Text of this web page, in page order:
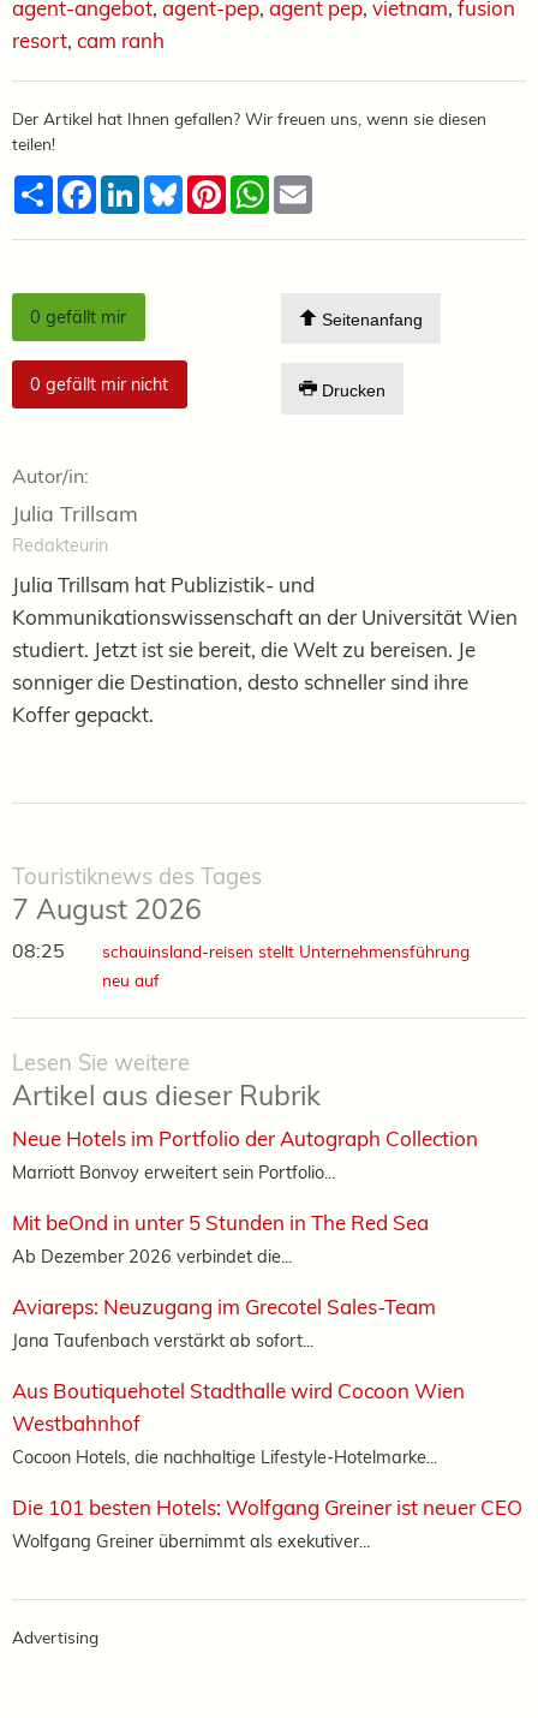
agent-angebot, agent-pep, agent pep, vietnam, fusion
resort, cam ranh
Der Artikel hat Ihnen gefallen? Wir freuen uns, wenn sie diesen
teilen!
TeilenFacebook
LinkedInBlueskyPinterestWhatsApp
0 gefällt mir
0 gefällt mir nicht
Seitenanfang
Drucken
Autor/in:
Julia Trillsam
Redakteurin
Julia Trillsam hat Publizistik- und
Kommunikationswissenschaft an der Universität Wien
studiert. Jetzt ist sie bereit, die Welt zu bereisen. Je
sonniger die Destination, desto schneller sind ihre
Koffer gepackt.
Touristiknews des Tages
7 August 2026
08:25
schauinsland-reisen stellt Unternehmensführung
neu auf
Lesen Sie weitere
Artikel aus dieser Rubrik
Neue Hotels im Portfolio der Autograph Collection
Marriott Bonvoy erweitert sein Portfolio...
Mit beOnd in unter 5 Stunden in The Red Sea
Ab Dezember 2026 verbindet die...
Aviareps: Neuzugang im Grecotel Sales-Team
Jana Taufenbach verstärkt ab sofort...
Aus Boutiquehotel Stadthalle wird Cocoon Wien
Westbahnhof
Cocoon Hotels, die nachhaltige Lifestyle-Hotelmarke...
Die 101 besten Hotels: Wolfgang Greiner ist neuer CEO
Wolfgang Greiner übernimmt als exekutiver...
Advertising